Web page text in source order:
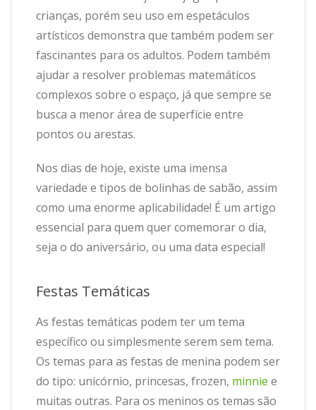
crianças, porém seu uso em espetáculos
artísticos demonstra que também podem ser
fascinantes para os adultos. Podem também
ajudar a resolver problemas matemáticos
complexos sobre o espaço, já que sempre se
busca a menor área de superfície entre
pontos ou arestas.
Nos dias de hoje, existe uma imensa
variedade e tipos de bolinhas de sabão, assim
como uma enorme aplicabilidade! É um artigo
essencial para quem quer comemorar o dia,
seja o do aniversário, ou uma data especial!
Festas Temáticas
As festas temáticas podem ter um tema
específico ou simplesmente serem sem tema.
Os temas para as festas de menina podem ser
do tipo: unicórnio, princesas, frozen, minnie e
muitas outras. Para os meninos os temas são